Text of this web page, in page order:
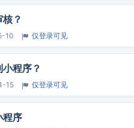
？
10 仅登录可见
程序？
15 仅登录可见
程序